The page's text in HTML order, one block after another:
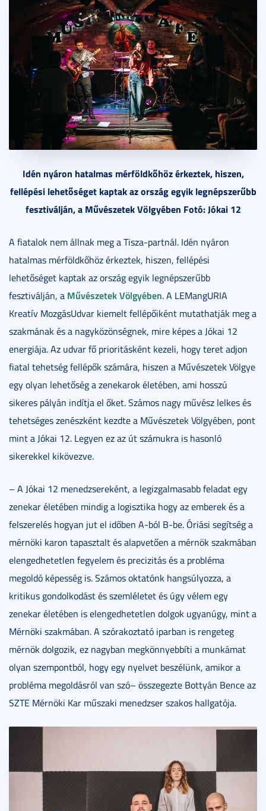
Idén nyáron hatalmas mérföldkőhöz érkeztek, hiszen,
fellépési lehetőséget kaptak az ország egyik legnépszerűbb
fesztiválján, a Művészetek Völgyében Fotó: Jókai 12
A fiatalok nem állnak meg a Tisza-partnál. Idén nyáron
hatalmas mérföldkőhöz érkeztek, hiszen, fellépési
lehetőséget kaptak az ország egyik legnépszerűbb
fesztiválján, a Művészetek Völgyében. A LEMangURIA
Kreatív MozgásUdvar kiemelt fellépőiként mutathatják meg a
szakmának és a nagyközönségnek, mire képes a Jókai 12
energiája. Az udvar fő prioritásként kezeli, hogy teret adjon
fiatal tehetség fellépők számára, hiszen a Művészetek Völgye
egy olyan lehetőség a zenekarok életében, ami hosszú
sikeres pályán indítja el őket. Számos nagy művész lelkes és
tehetséges zenészként kezdte a Művészetek Völgyében, pont
mint a Jókai 12. Legyen ez az út számukra is hasonló
sikerekkel kikövezve.
– A Jókai 12 menedzsereként, a legizgalmasabb feladat egy
zenekar életében mindig a logisztika hogy az emberek és a
felszerelés hogyan jut el időben A-ból B-be. Óriási segítség a
mérnöki karon tapasztalt és alapvetően a mérnök szakmában
elengedhetetlen fegyelem és precizitás és a probléma
megoldó képesség is. Számos oktatónk hangsúlyozza, a
kritikus gondolkodást és szemléletet és úgy vélem egy
zenekar életében is elengedhetetlen dolgok ugyanúgy, mint a
Mérnöki szakmában. A szórakoztató iparban is rengeteg
mérnök dolgozik, ez nagyban megkönnyebbíti a munkámat
olyan szempontból, hogy egy nyelvet beszélünk, amikor a
probléma megoldásról van szó– összegezte Bottyán Bence az
SZTE Mérnöki Kar műszaki menedzser szakos hallgatója.